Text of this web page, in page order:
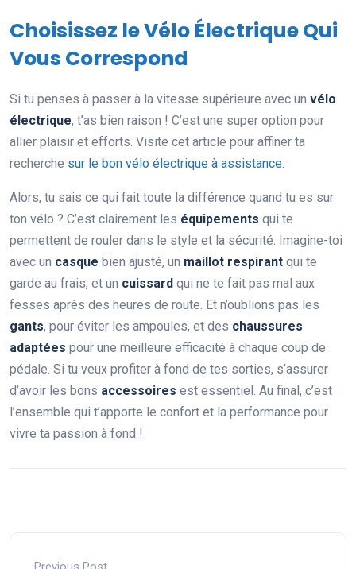
Choisissez le Vélo Électrique Qui
Vous Correspond
Si tu penses à passer à la vitesse supérieure avec un vélo
électrique, t’as bien raison ! C’est une super option pour
allier plaisir et efforts. Visite cet article pour affiner ta
recherche sur le bon vélo électrique à assistance.
Alors, tu sais ce qui fait toute la différence quand tu es sur
ton vélo ? C’est clairement les équipements qui te
permettent de rouler dans le style et la sécurité. Imagine-toi
avec un casque bien ajusté, un maillot respirant qui te
garde au frais, et un cuissard qui ne te fait pas mal aux
fesses après des heures de route. Et n’oublions pas les
gants, pour éviter les ampoules, et des chaussures
adaptées pour une meilleure efficacité à chaque coup de
pédale. Si tu veux profiter à fond de tes sorties, s’assurer
d’avoir les bons accessoires est essentiel. Au final, c’est
l’ensemble qui t’apporte le confort et la performance pour
vivre ta passion à fond !